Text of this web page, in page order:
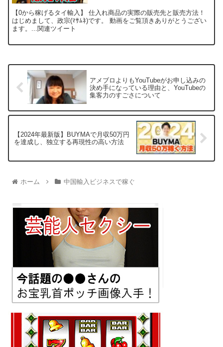
【0から稼げるタイ輸入】 仕入れ商品の実際の販売先と販売方法！
はじめまして、政宗(ﾏｻﾑﾈ)です。 動画をご覧頂きありがとうござい
ます。...関連ツイート
アメブロよりもYouTubeがお申し込みの
決め手になっている理由と、YouTubeの
集客力のすごさについて
【2024年最新版】BUYMAで月収50万円
を達成し、独立する再現性の高い方法
ホーム 中国輸入ビジネスで稼ぐ